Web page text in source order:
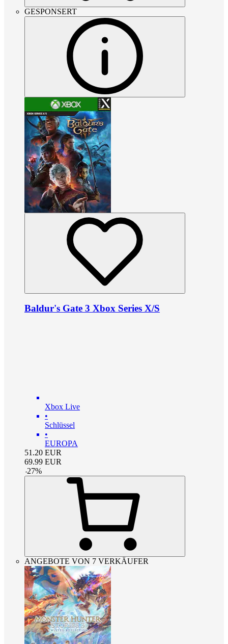
GESPONSERT
Baldur's Gate 3 Xbox Series X/S
Xbox Live
•
Schlüssel
•
EUROPA
51.20 EUR
69.99 EUR
-27%
ANGEBOTE VON 7 VERKÄUFER